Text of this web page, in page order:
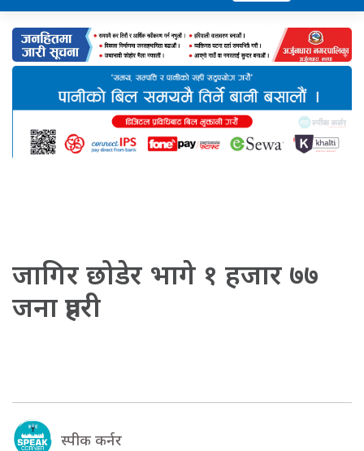
जागिर छोडेर भागे १ हजार ७७
जना प्रहरी
स्पीक कर्नर